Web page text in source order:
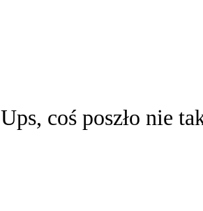
Ups, coś poszło nie